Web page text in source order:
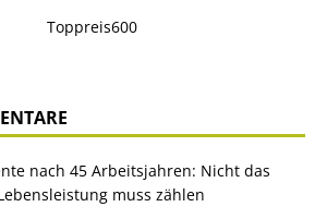
nach 45 Arbeitsjahren: Nicht das
muss zählen